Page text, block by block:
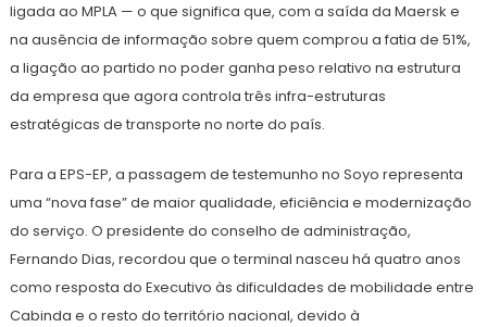
ligada ao MPLA — o que significa que, com a saída da Maersk e
na ausência de informação sobre quem comprou a fatia de 51%,
a ligação ao partido no poder ganha peso relativo na estrutura
da empresa que agora controla três infra-estruturas
estratégicas de transporte no norte do país.
Para a EPS-EP, a passagem de testemunho no Soyo representa
uma “nova fase” de maior qualidade, eficiência e modernização
do serviço. O presidente do conselho de administração,
Fernando Dias, recordou que o terminal nasceu há quatro anos
como resposta do Executivo às dificuldades de mobilidade entre
Cabinda e o resto do território nacional, devido à